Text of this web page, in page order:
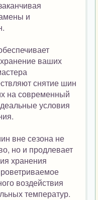
и
ваших
снятие шин
на современный
условия
вне сезона не
но и продлевает
хранения
воздействия
температур.